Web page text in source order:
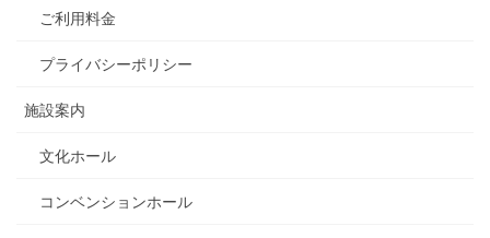
ご利用料金
プライバシーポリシー
施設案内
文化ホール
コンベンションホール